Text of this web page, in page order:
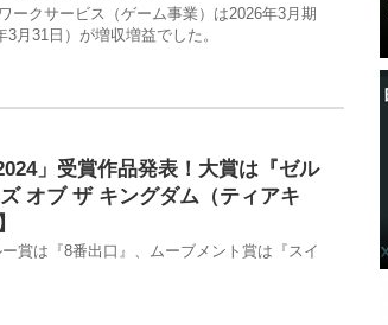
ークサービス（ゲーム事業）は2026年3月期
3月31日）が増収増益でした。
」受賞作品発表！大賞は『ゼル
オブ ザ キングダム（ティアキ
賞は『8番出口』、ムーブメント賞は『スイ